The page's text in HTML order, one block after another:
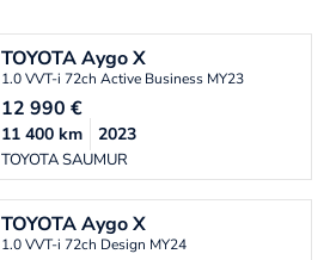
TOYOTAAygo X
1.0 VVT-i 72ch Active Business MY23
12 990€
TOYOTA SAUMUR
11 400km 2023
TOYOTAAygo X
1.0 VVT-i 72ch Design MY24